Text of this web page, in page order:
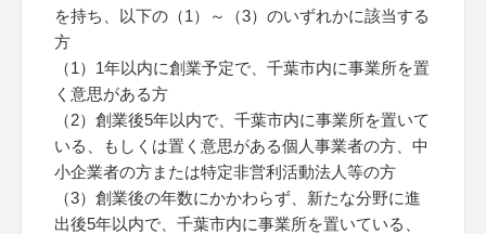
を持ち、以下の（1）～（3）のいずれかに該当する
方
（1）1年以内に創業予定で、千葉市内に事業所を置
く意思がある方
（2）創業後5年以内で、千葉市内に事業所を置いて
いる、もしくは置く意思がある個人事業者の方、中
小企業者の方または特定非営利活動法人等の方
（3）創業後の年数にかかわらず、新たな分野に進
出後5年以内で、千葉市内に事業所を置いている、